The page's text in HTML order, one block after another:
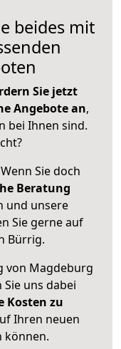
beides mit
Sie jetzt
Angebote an,
bei Ihnen sind.
Sie doch
Beratung
und unsere
Sie gerne auf
Bürrig.
von Magdeburg
uns dabei
Kosten zu
Ihren neuen
können.